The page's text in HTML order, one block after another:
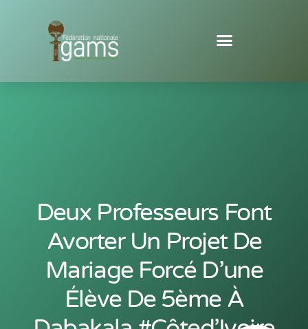
Deux Professeurs Font
Avorter Un Projet De
Mariage Forcé D’une
Élève De 5ème À